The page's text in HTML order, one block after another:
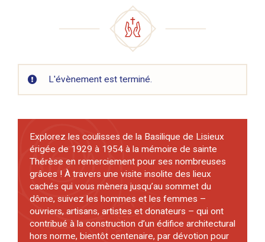
L'évènement est terminé.
Explorez les coulisses de la Basilique de Lisieux
érigée de 1929 à 1954 à la mémoire de sainte
Thérèse en remerciement pour ses nombreuses
grâces ! À travers une visite insolite des lieux
cachés qui vous mènera jusqu’au sommet du
dôme, suivez les hommes et les femmes –
ouvriers, artisans, artistes et donateurs – qui ont
contribué à la construction d’un édifice architectural
hors norme, bientôt centenaire, par dévotion pour